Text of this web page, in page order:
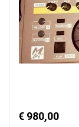
€ 980,00